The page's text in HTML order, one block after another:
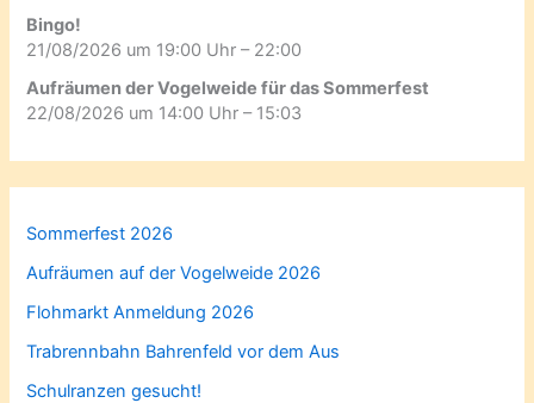
Bingo!
21/08/2026 um 19:00 Uhr – 22:00
Aufräumen der Vogelweide für das Sommerfest
22/08/2026 um 14:00 Uhr – 15:03
Sommerfest 2026
Aufräumen auf der Vogelweide 2026
Flohmarkt Anmeldung 2026
Trabrennbahn Bahrenfeld vor dem Aus
Schulranzen gesucht!